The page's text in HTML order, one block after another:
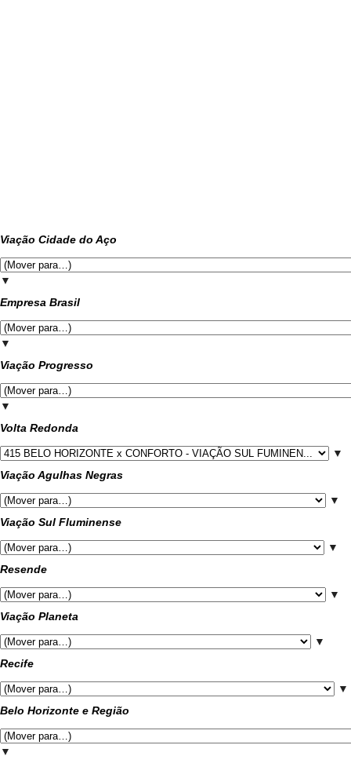
Viação Cidade do Aço
▼
Empresa Brasil
▼
Viação Progresso
▼
Volta Redonda
▼
Viação Agulhas Negras
▼
Viação Sul Fluminense
▼
Resende
▼
Viação Planeta
▼
Recife
▼
Belo Horizonte e Região
▼